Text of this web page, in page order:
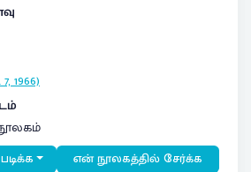
1966)
படிக்க என் நூலகத்தில் சேர்க்க